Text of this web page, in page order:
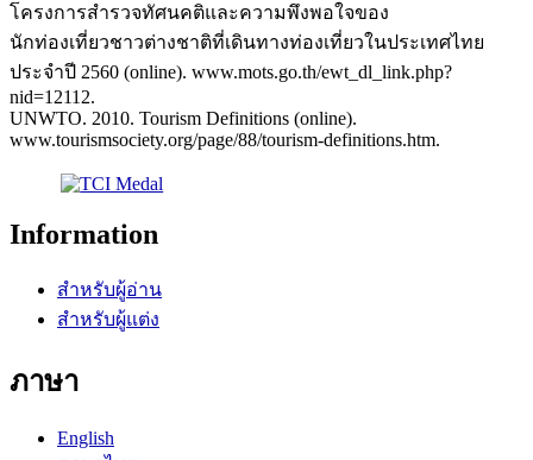
โครงการสำรวจทัศนคติและความพึงพอใจของ
นักท่องเที่ยวชาวต่างชาติที่เดินทางท่องเที่ยวในประเทศไทย
ประจำปี 2560 (online). www.mots.go.th/ewt_dl_link.php?
nid=12112.
UNWTO. 2010. Tourism Definitions (online).
www.tourismsociety.org/page/88/tourism-definitions.htm.
Information
สำหรับผู้อ่าน
สำหรับผู้แต่ง
ภาษา
English